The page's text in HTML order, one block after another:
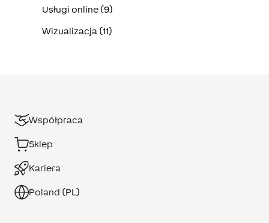
Usługi online (9)
Wizualizacja (11)
Współpraca
Sklep
Kariera
Poland (PL)